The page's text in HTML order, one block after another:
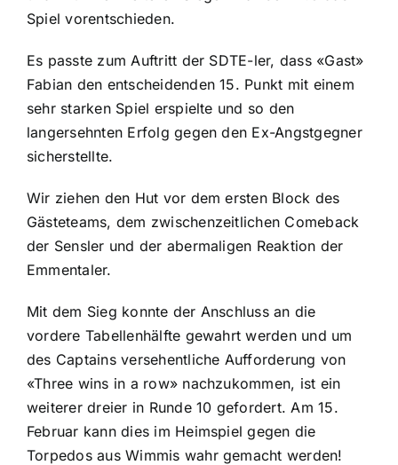
Spiel vorentschieden.
Es passte zum Auftritt der SDTE-ler, dass «Gast»
Fabian den entscheidenden 15. Punkt mit einem
sehr starken Spiel erspielte und so den
langersehnten Erfolg gegen den Ex-Angstgegner
sicherstellte.
Wir ziehen den Hut vor dem ersten Block des
Gästeteams, dem zwischenzeitlichen Comeback
der Sensler und der abermaligen Reaktion der
Emmentaler.
Mit dem Sieg konnte der Anschluss an die
vordere Tabellenhälfte gewahrt werden und um
des Captains versehentliche Aufforderung von
«Three wins in a row» nachzukommen, ist ein
weiterer dreier in Runde 10 gefordert. Am 15.
Februar kann dies im Heimspiel gegen die
Torpedos aus Wimmis wahr gemacht werden!